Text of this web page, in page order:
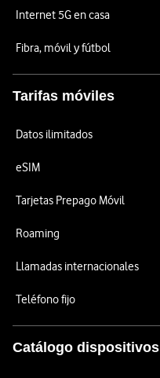
Internet 5G en casa
Fibra, móvil y fútbol
Tarifas móviles
Datos ilimitados
eSIM
Tarjetas Prepago Móvil
Roaming
Llamadas internacionales
Teléfono fijo
Catálogo dispositivos